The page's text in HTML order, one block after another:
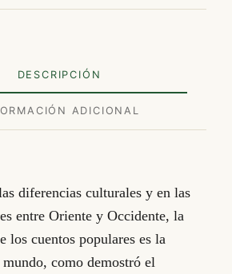
DESCRIPCIÓN
ADICIONAL
diferencias culturales y en las
entre Oriente y Occidente, la
los cuentos populares es la
como demostró el